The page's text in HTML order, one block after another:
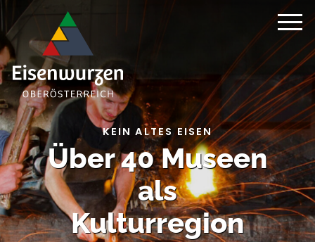
KEIN ALTES EISEN
Über 40 Museen
als
Kulturregion